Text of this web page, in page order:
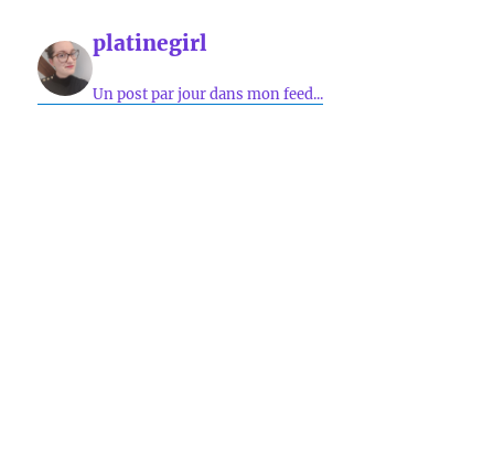
platinegirl
Un post par jour dans mon feed...